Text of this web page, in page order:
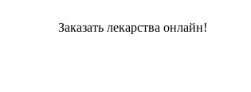
Заказать лекарства онлайн!